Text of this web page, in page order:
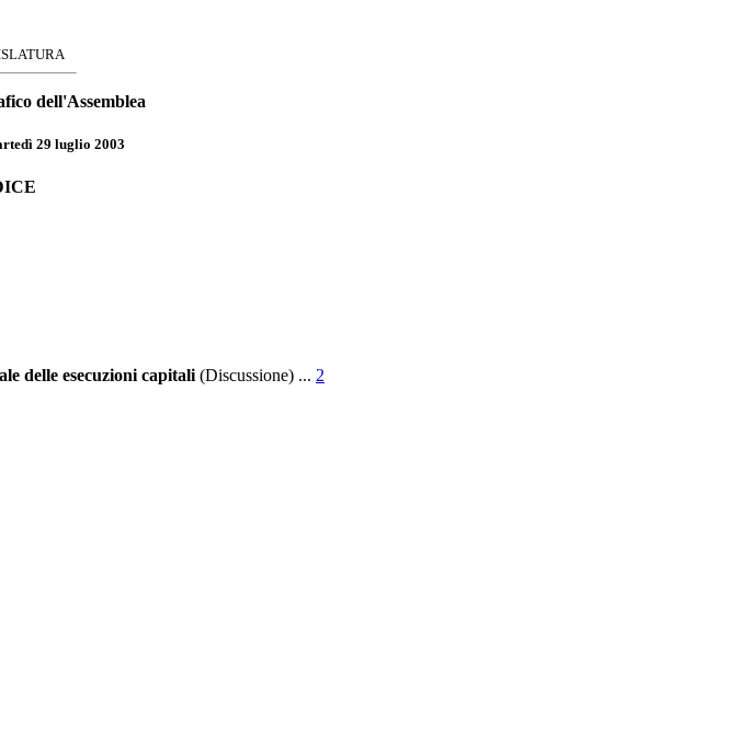
dell'Assemblea
29 luglio 2003
delle esecuzioni capitali (Discussione) ... 2